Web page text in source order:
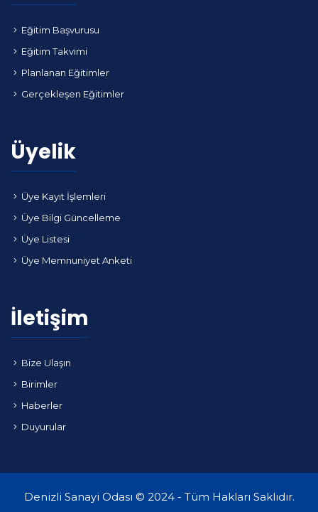
Eğitim Başvurusu
Eğitim Takvimi
Planlanan Eğitimler
Gerçekleşen Eğitimler
Üyelik
Üye Kayıt İşlemleri
Üye Bilgi Güncelleme
Üye Listesi
Üye Memnuniyet Anketi
İletişim
Bize Ulaşın
Birimler
Haberler
Duyurular
Denizli Sanayi Odası © 2024 - Tüm Hakları Saklıdır.